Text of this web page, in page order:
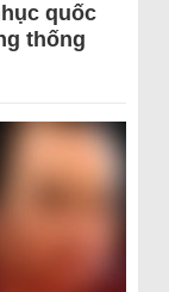
quốc
thống